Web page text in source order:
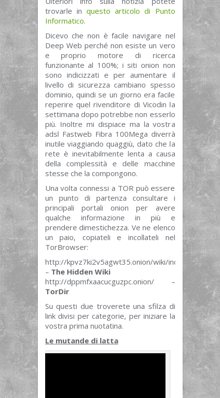
trovarle in questo articolo di Punto
Informatico.
Dicevo che non è facile navigare nel
Deep Web perché non esiste un vero
e proprio motore di ricerca
funzionante al 100%; i siti onion non
sono indicizzati e per aumentare il
livello di sicurezza cambiano spesso
dominio, quindi se un giorno era facile
reperire quel rivenditore di Vicodin la
settimana dopo potrebbe non esserlo
più. Inoltre mi dispiace ma la vostra
adsl Fastweb Fibra 100Mega diverrà
inutile viaggiando quaggiù, dato che la
rete è inevitabilmente lenta a causa
della complessità e delle macchine
stesse che la compongono.
Una volta connessi a TOR può essere
un punto di partenza consultare i
principali portali onion per avere
qualche informazione in più e
prendere dimestichezza. Ve ne elenco
un paio, copiateli e incollateli nel
TorBrowser:
http://kpvz7ki2v5agwt35.onion/wiki/index.php/
– The Hidden Wiki
http://dppmfxaacucguzpc.onion/ –
TorDir
Su questi due troverete una sfilza di
link divisi per categorie, per iniziare la
vostra prima nuotatina.
Le mutande di latta